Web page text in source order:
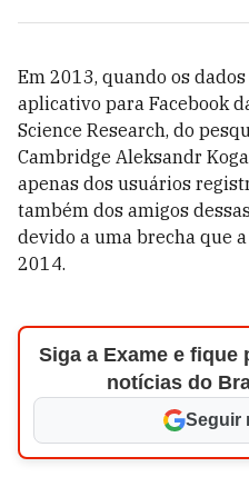
Em 2013, quando os
aplicativo para Facebook
Science Research, do
Cambridge Aleksandr
apenas dos usuários
também dos amigos
devido a uma brecha que
2014.
Siga a Exame e
notícias do
Seguir